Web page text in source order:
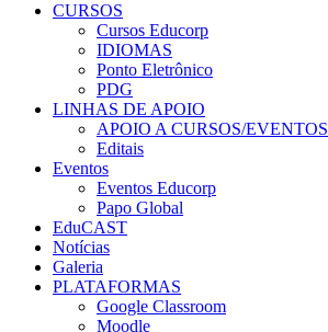
CURSOS
Cursos Educorp
IDIOMAS
Ponto Eletrônico
PDG
LINHAS DE APOIO
APOIO A CURSOS/EVENTOS
Editais
Eventos
Eventos Educorp
Papo Global
EduCAST
Notícias
Galeria
PLATAFORMAS
Google Classroom
Moodle